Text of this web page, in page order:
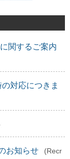
関するご案内
対応につきま
お知らせ
(Recr